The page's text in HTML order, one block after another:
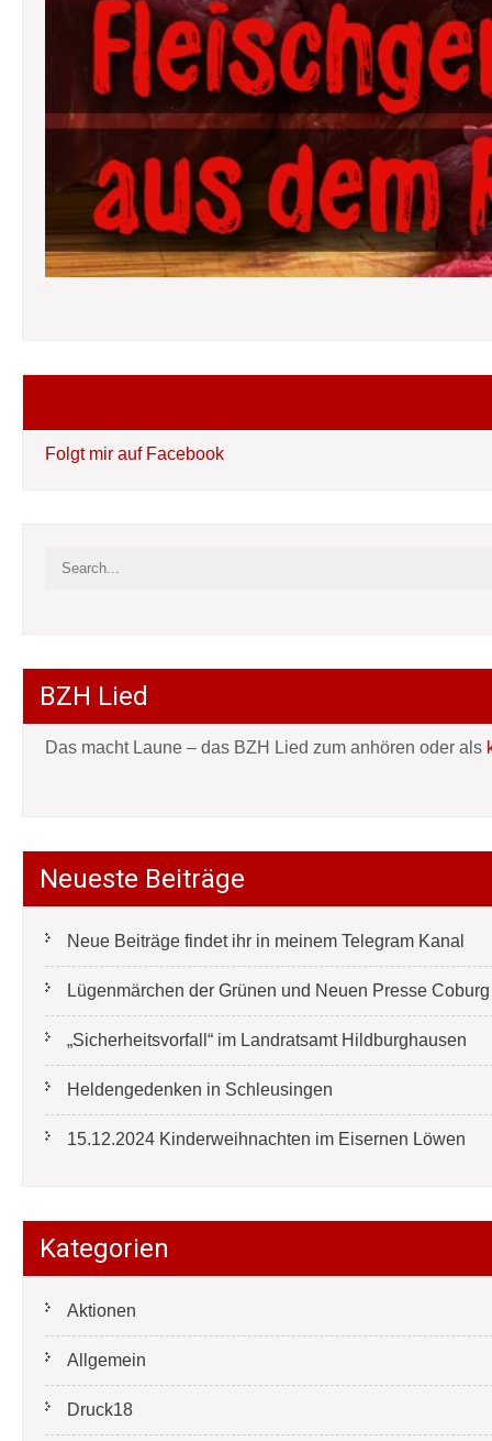
Folgt mir auf Facebook
BZH Lied
Das macht Laune – das BZH Lied zum anhören oder als
Neueste Beiträge
Neue Beiträge findet ihr in meinem Telegram Kanal
Lügenmärchen der Grünen und Neuen Presse
„Sicherheitsvorfall“ im Landratsamt Hildburghausen
Heldengedenken in Schleusingen
15.12.2024 Kinderweihnachten im Eisernen Löwen
Kategorien
Aktionen
Allgemein
Druck18